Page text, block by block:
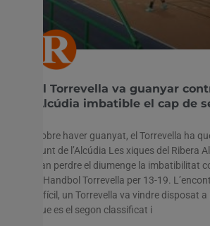
El Torrevella va guanyar
Alcúdia imbatible el cap de
Sobre haver guanyat, el Torrevella ha
punt de l’Alcúdia Les xiques del Ribera
van perdre el diumenge la imbatibilitat
d’Handbol Torrevella per 13-19.
difícil, un Torrevella va vindre disposat
que es el segon classificat i